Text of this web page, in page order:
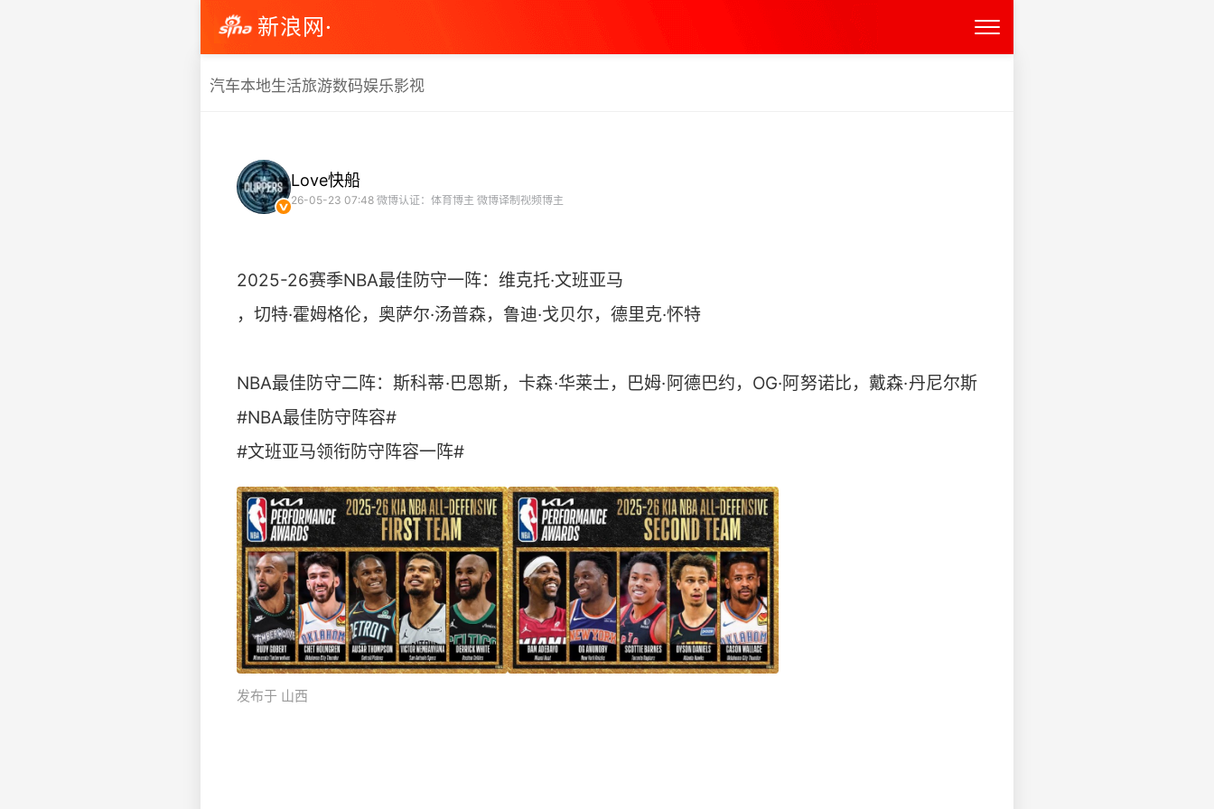
新浪网·
汽车本地生活旅游数码娱乐影视
Love快船
26-05-23 07:48 微博认证：体育博主 微博译制视频博主
2025-26赛季NBA最佳防守一阵：维克托·文班亚马
，切特·霍姆格伦，奥萨尔·汤普森，鲁迪·戈贝尔，德里克·怀特
NBA最佳防守二阵：斯科蒂·巴恩斯，卡森·华莱士，巴姆·阿德巴约，OG·阿努诺比，戴森·丹尼尔斯
#NBA最佳防守阵容#
#文班亚马领衔防守阵容一阵# ​
发布于 山西